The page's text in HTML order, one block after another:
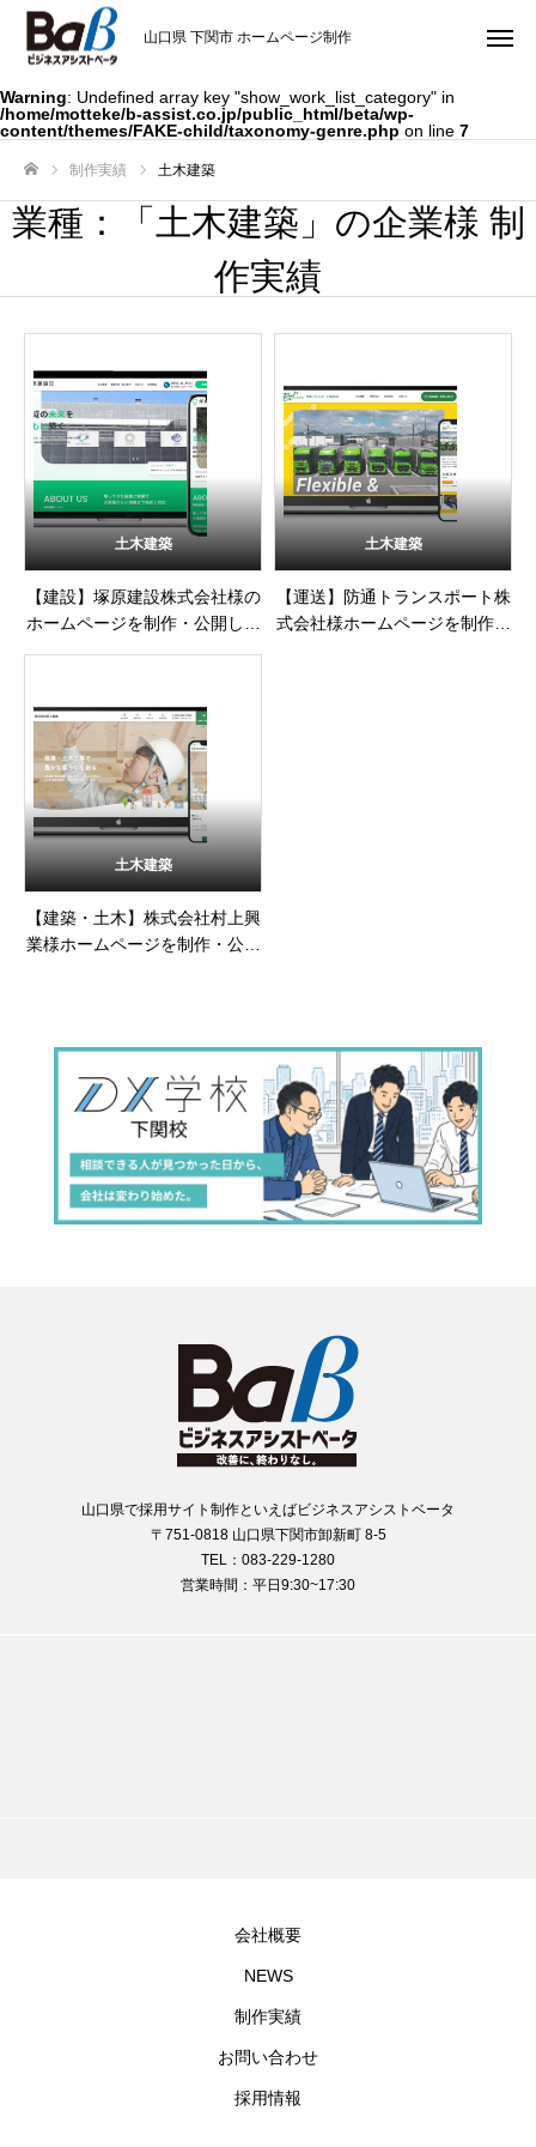
山口県 下関市 ホームページ制作
Warning: Undefined array key "show_work_list_category" in
/home/motteke/b-assist.co.jp/public_html/beta/wp-
content/themes/FAKE-child/taxonomy-genre.php on line 7
制作実績 土木建築
業種：「土木建築」の企業様 制
作実績
土木建築
【建設】塚原建設株式会社様の
ホームページを制作・公開しま
土木建築
【運送】防通トランスポート株
式会社様ホームページを制作・
土木建築
【建築・土木】株式会社村上興
業様ホームページを制作・公開
山口県で採用サイト制作といえばビジネスアシストベータ
〒751-0818 山口県下関市卸新町 8-5
TEL：083-229-1280
営業時間：平日9:30~17:30
会社概要
NEWS
制作実績
お問い合わせ
採用情報